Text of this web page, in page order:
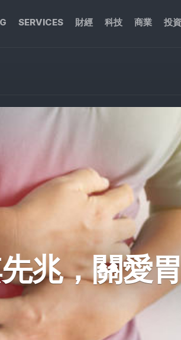
SERVICES 財經 科技 商業 投資
兆，關愛